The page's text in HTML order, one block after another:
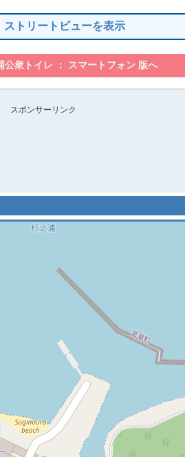
ストリートビューを表示
スポンサーリンク
す ※